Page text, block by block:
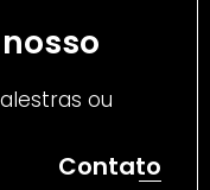
ou
Contato